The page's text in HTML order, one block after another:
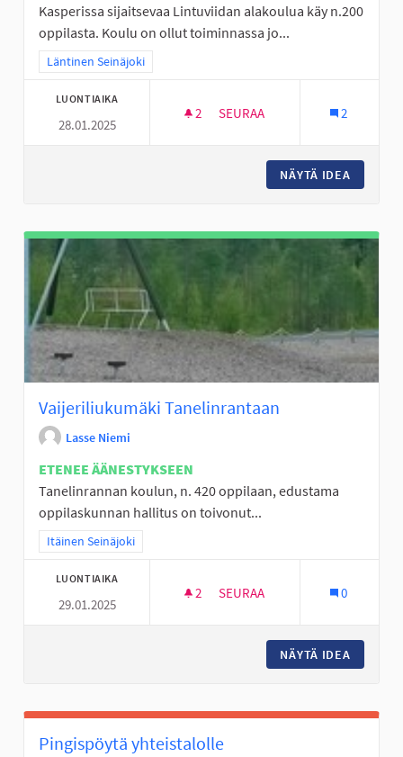
Kasperissa sijaitsevaa Lintuviidan alakoulua käy n.200
oppilasta. Koulu on ollut toiminnassa jo...
Rajaa tulokset teeman mukaan: Läntinen Seinäjoki
Läntinen Seinäjoki
LUONTIAIKA
28.01.2025
2 2 SEURAAJAA
SEURAA 2
NÄYTÄ IDEA
Vaijeriliukumäki Tanelinrantaan
Lasse Niemi
ETENEE ÄÄNESTYKSEEN
Tanelinrannan koulun, n. 420 oppilaan, edustama
oppilaskunnan hallitus on toivonut...
Rajaa tulokset teeman mukaan: Itäinen Seinäjoki
Itäinen Seinäjoki
LUONTIAIKA
29.01.2025
2 2 SEURAAJAA
SEURAA 0
NÄYTÄ IDEA
Pingispöytä yhteistalolle